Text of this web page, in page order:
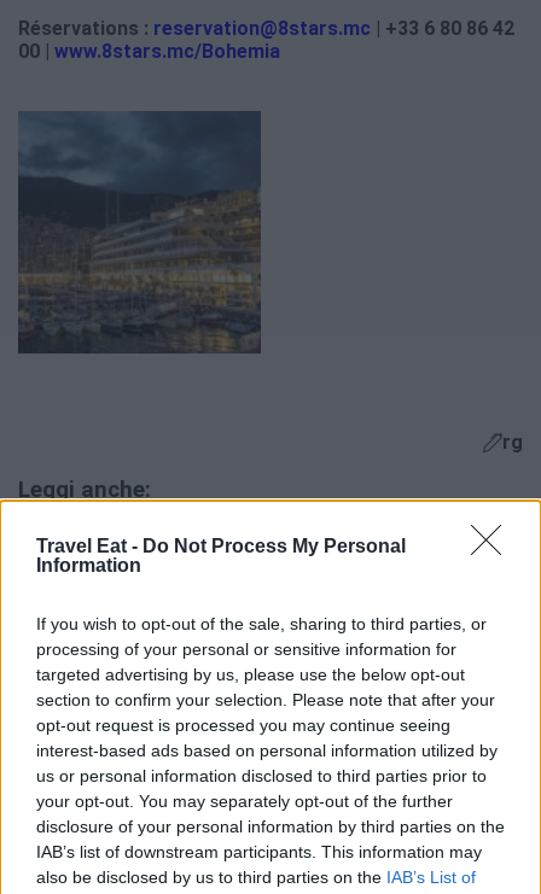
Travel Eat - Do Not Process My Personal
Information
If you wish to opt-out of the sale, sharing to third parties, or
processing of your personal or sensitive information for
targeted advertising by us, please use the below opt-out
section to confirm your selection. Please note that after your
opt-out request is processed you may continue seeing
interest-based ads based on personal information utilized by
us or personal information disclosed to third parties prior to
your opt-out. You may separately opt-out of the further
disclosure of your personal information by third parties on the
IAB’s list of downstream participants. This information may
also be disclosed by us to third parties on the IAB’s List of
Réservations : reservation@8stars.mc | +33 6 80 86 42
00 | www.8stars.mc/Bohemia
rg
Leggi anche:
7Pines Resort Sardinia: due cene stellate con IYO